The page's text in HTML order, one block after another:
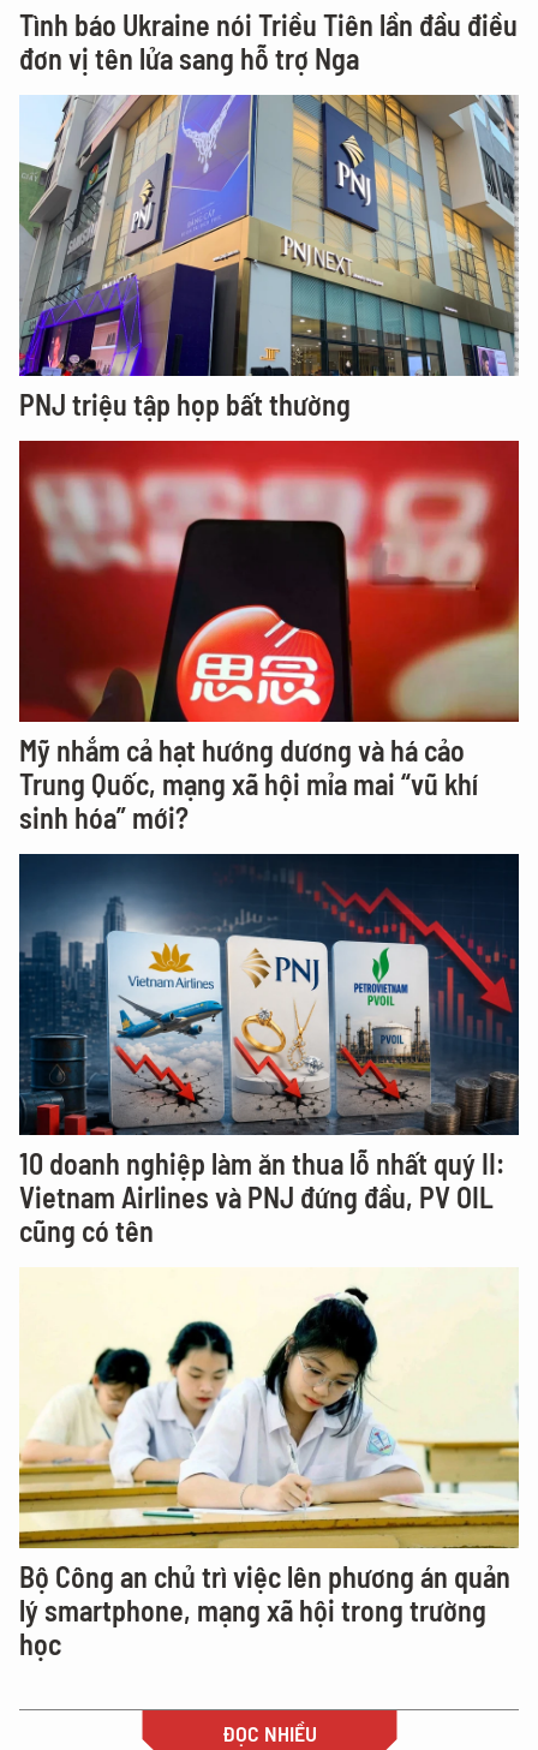
Tình báo Ukraine nói Triều Tiên lần đầu điều
đơn vị tên lửa sang hỗ trợ Nga
PNJ triệu tập họp bất thường
Mỹ nhắm cả hạt hướng dương và há cảo
Trung Quốc, mạng xã hội mỉa mai “vũ khí
sinh hóa” mới?
10 doanh nghiệp làm ăn thua lỗ nhất quý II:
Vietnam Airlines và PNJ đứng đầu, PV OIL
cũng có tên
Bộ Công an chủ trì việc lên phương án quản
lý smartphone, mạng xã hội trong trường
học
ĐỌC NHIỀU